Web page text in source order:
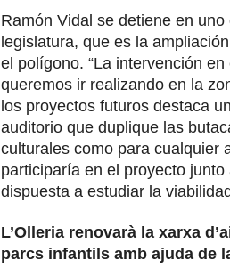
Ramón Vidal se detiene en
legislatura, que es la
el polígono. “La intervención
queremos ir realizando en la
los proyectos futuros destaca
auditorio que duplique las
culturales como para cualquier
participaría en el proyecto
dispuesta a estudiar la
L’Olleria renovarà la xarxa
parcs infantils amb ajuda de